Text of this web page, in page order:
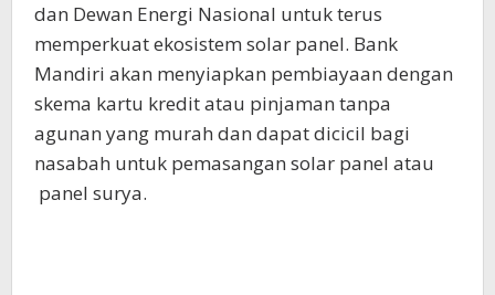
dan Dewan Energi Nasional untuk terus
memperkuat ekosistem solar panel. Bank
Mandiri akan menyiapkan pembiayaan dengan
skema kartu kredit atau pinjaman tanpa
agunan yang murah dan dapat dicicil bagi
nasabah untuk pemasangan solar panel atau
panel surya.